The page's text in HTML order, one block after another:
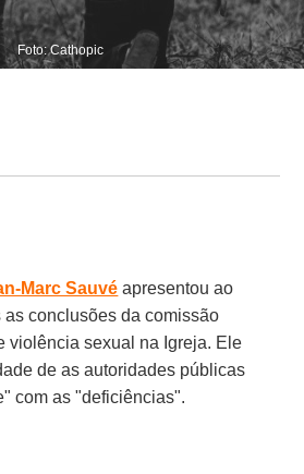
Foto: Cathopic
Marc Sauvé apresentou ao
as conclusões da comissão
violência sexual na Igreja. Ele
de as autoridades públicas
com as "deficiências".